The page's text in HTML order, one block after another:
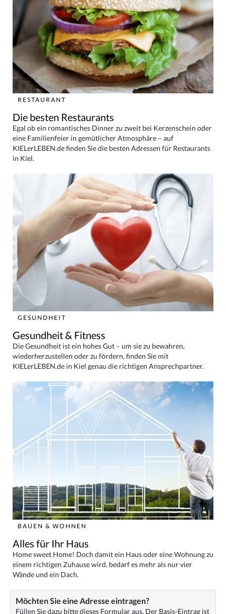
RESTAURANT
Die besten Restaurants
Egal ob ein romantisches Dinner zu zweit bei Kerzenschein oder
eine Familienfeier in gemütlicher Atmosphäre – auf
KIELerLEBEN.de finden Sie die besten Adressen für Restaurants
in Kiel.
GESUNDHEIT
Gesundheit & Fitness
Die Gesundheit ist ein hohes Gut – um sie zu bewahren,
wiederherzustellen oder zu fördern, finden Sie mit
KIELerLEBEN.de in Kiel genau die richtigen Ansprechpartner.
BAUEN & WOHNEN
Alles für Ihr Haus
Home sweet Home! Doch damit ein Haus oder eine Wohnung zu
einem richtigen Zuhause wird, bedarf es mehr als nur vier
Wände und ein Dach.
Möchten Sie eine Adresse eintragen?
Füllen Sie dazu bittedieses Formularaus. Der Basis-Eintrag ist